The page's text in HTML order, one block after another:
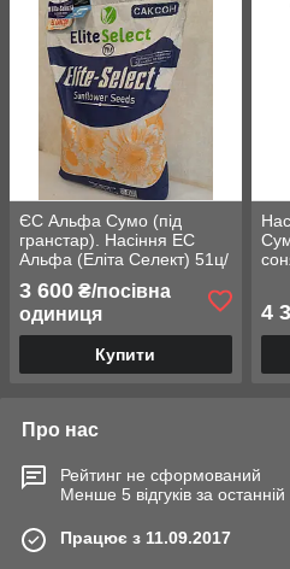
ЄС Альфа Сумо (під
гранстар). Насіння ЕС
Альфа (Еліта Селект) 51ц/
3 600 ₴/посівна
одиниця
Купити
4
Про нас
Рейтинг не сформований
Менше 5 відгуків за останній
Працює з 11.09.2017